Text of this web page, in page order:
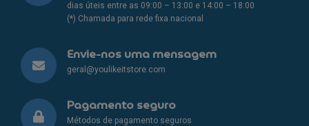
dias úteis entre as 09:00 – 13:00 e 14:00 – 18:00
(*) Chamada para rede fixa nacional
Envie-nos uma mensagem
geral@youlikeitstore.com
Pagamento seguro
Métodos de pagamento seguros